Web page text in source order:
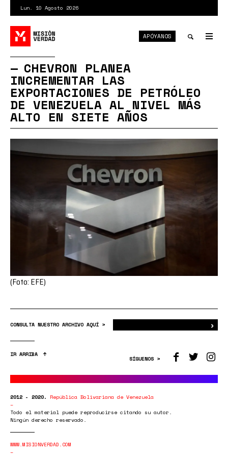
contenido
principal
Lun. 10 Agosto 2026
APÓYANOS
CHEVRON PLANEA
INCREMENTAR LAS
EXPORTACIONES DE PETRÓLEO
DE VENEZUELA AL NIVEL MÁS
ALTO EN SIETE AÑOS
(Foto: EFE)
CONSULTA NUESTRO ARCHIVO AQUÍ > ›
IR ARRIBA
SÍGUENOS >
2012 - 2020. República Bolivariana de Venezuela
Todo el material puede reproducirse citando su autor.
Ningún derecho reservado.
WWW.MISIONVERDAD.COM